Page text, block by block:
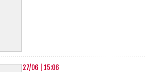
27/06 | 15:06